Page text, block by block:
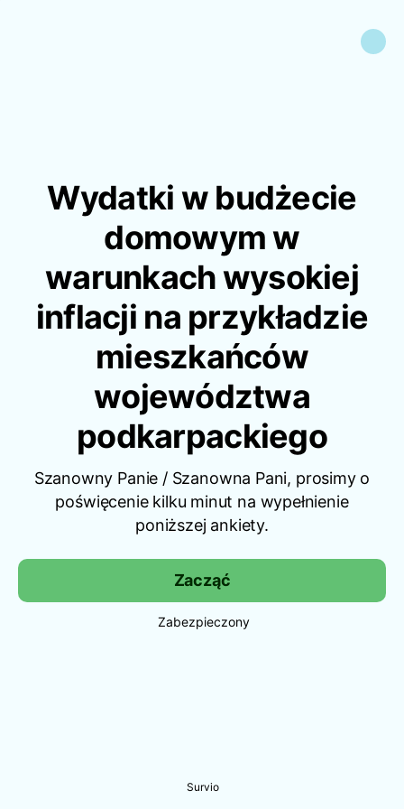
Wydatki w budżecie
domowym w
warunkach wysokiej
inflacji na przykładzie
mieszkańców
województwa
podkarpackiego
Szanowny Panie / Szanowna Pani, prosimy o
poświęcenie kilku minut na wypełnienie
poniższej ankiety.
Zacząć
Zabezpieczony
Survio